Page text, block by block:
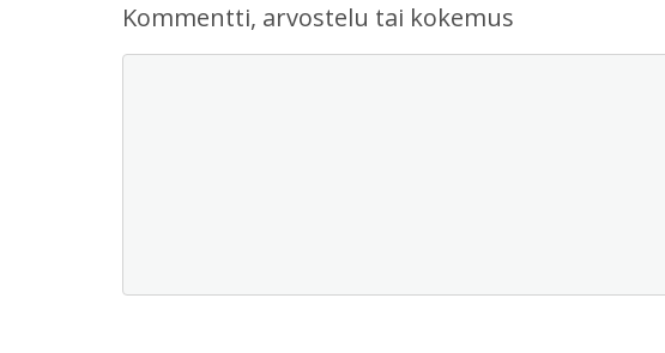
Kommentti, arvostelu tai kokemus